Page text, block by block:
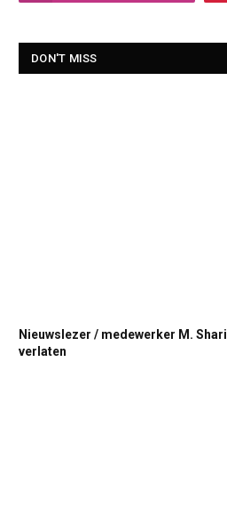
DON'T MISS
Nieuwslezer / medewerker M.
verlaten